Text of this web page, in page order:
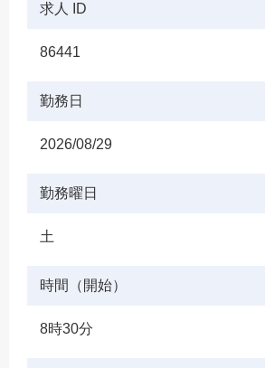
求人 ID
86441
勤務日
2026/08/29
勤務曜日
土
時間（開始）
8時30分